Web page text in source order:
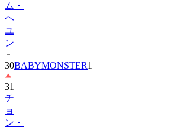
ム・
ヘ
ユ
ン
30BABYMONSTER1
31
チ
ョ
ン・